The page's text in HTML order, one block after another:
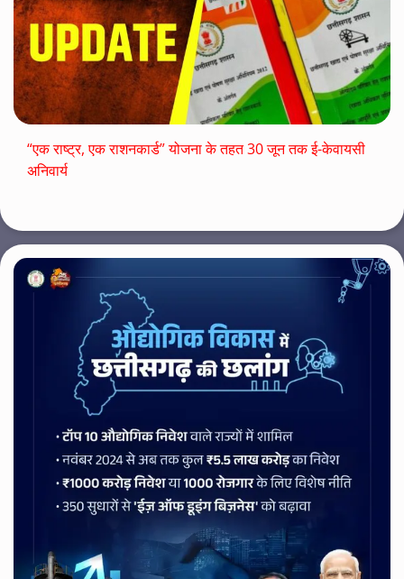
“एक राष्ट्र, एक राशनकार्ड” योजना के तहत 30 जून तक ई-केवायसी
अनिवार्य